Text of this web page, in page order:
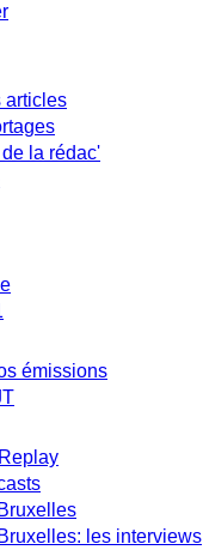
articles
de la rédac'
émissions
les interviews